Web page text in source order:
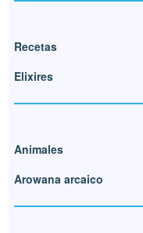
Recetas
Elixires
Animales
Arowana arcaico